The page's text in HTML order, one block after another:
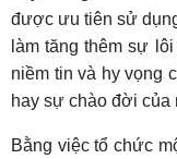
được ưu tiên sử
làm tăng thêm sự
niềm tin và hy vọng
hay sự chào đời của
Bằng việc tổ chức